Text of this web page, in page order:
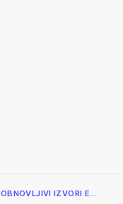
OBNOVLJIVI IZVORI E…